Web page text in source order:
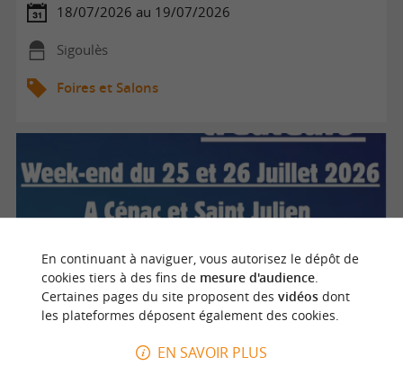
18/07/2026 au 19/07/2026
Sigoulès
Foires et Salons
En continuant à naviguer, vous autorisez le dépôt de
cookies tiers à des fins de mesure d'audience.
Certaines pages du site proposent des vidéosdont
les plateformes déposent également des cookies.
EN SAVOIR PLUS